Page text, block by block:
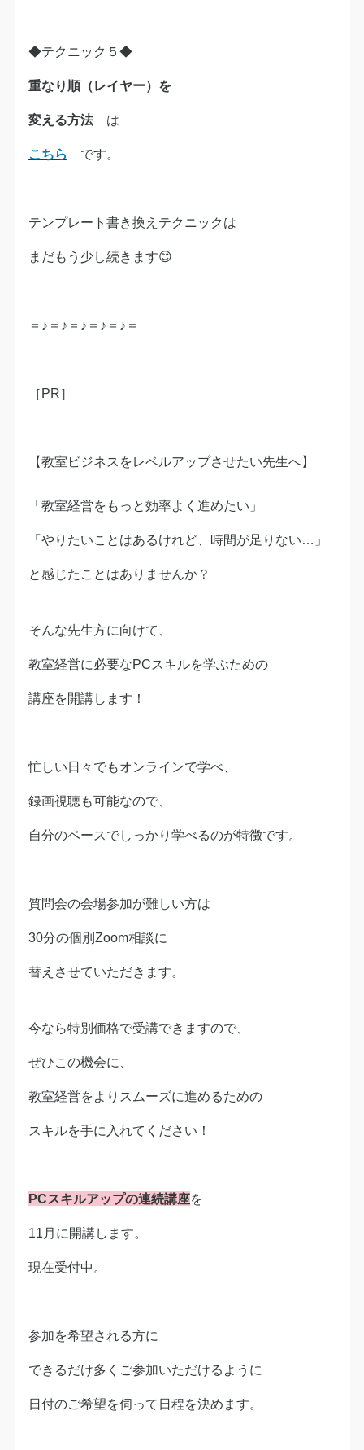
◆テクニック５◆
重なり順（レイヤー）を
変える方法は
こちら です。
テンプレート書き換えテクニックは
まだもう少し続きます😊
＝♪＝♪＝♪＝♪＝♪＝
［PR］
【教室ビジネスをレベルアップさせたい先生へ】
「教室経営をもっと効率よく進めたい」
「やりたいことはあるけれど、時間が足りない…」
と感じたことはありませんか？
そんな先生方に向けて、
教室経営に必要なPCスキルを学ぶための
講座を開講します！
忙しい日々でもオンラインで学べ、
録画視聴も可能なので、
自分のペースでしっかり学べるのが特徴です。
質問会の会場参加が難しい方は
30分の個別Zoom相談に
替えさせていただきます。
今なら特別価格で受講できますので、
ぜひこの機会に、
教室経営をよりスムーズに進めるための
スキルを手に入れてください！
PCスキルアップの連続講座を
11月に開講します。
現在受付中。
参加を希望される方に
できるだけ多くご参加いただけるように
日付のご希望を伺って日程を決めます。